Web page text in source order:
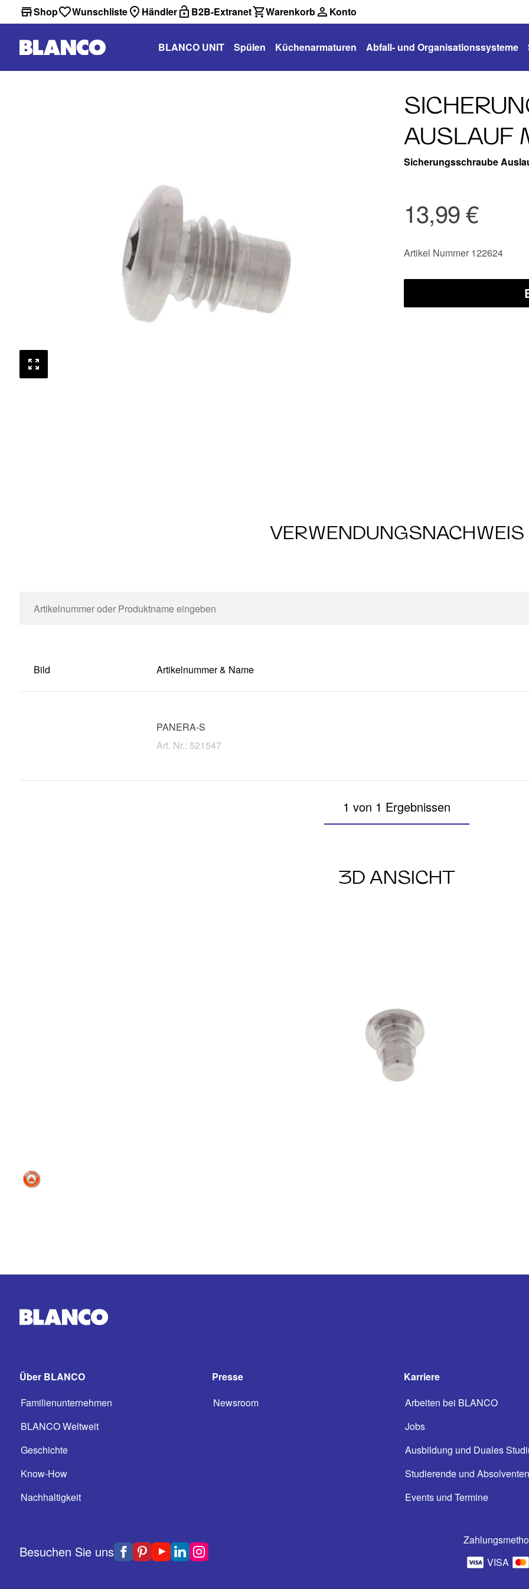
Shop Wunschliste Händler B2B-Extranet Warenkorb Konto
BLANCO UNIT Spülen Küchenarmaturen Abfall- und Organisationssysteme
AUSLAUF
Sicherungsschraube
13,99 €
Artikel Nummer 122624
VERWENDUNGSNACHWEIS
Bild Artikelnummer & Name
PANERA-S
Art. Nr.: 521547
1 von 1 Ergebnissen
3D ANSICHT
Über BLANCO
Familienunternehmen
BLANCO Weltweit
Geschichte
Know-How
Nachhaltigkeit
Presse
Newsroom
Karriere
Arbeiten bei BLANCO
Jobs
Ausbildung und Duales
Studierende und Absolventen
Events und Termine
Besuchen Sie uns
VISA